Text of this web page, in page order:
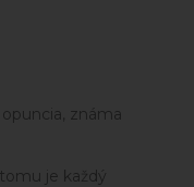
známa
je každý